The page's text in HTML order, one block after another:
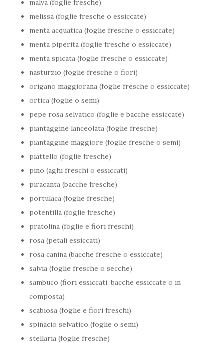
malva (foglie fresche)
melissa (foglie fresche o essiccate)
menta acquatica (foglie fresche o essiccate)
menta piperita (foglie fresche o essiccate)
menta spicata (foglie fresche o essiccate)
nasturzio (foglie fresche o fiori)
origano maggiorana (foglie fresche o essiccate)
ortica (foglie o semi)
pepe rosa selvatico (foglie e bacche essiccate)
piantaggine lanceolata (foglie fresche)
piantaggine maggiore (foglie fresche o semi)
piattello (foglie fresche)
pino (aghi freschi o essiccati)
piracanta (bacche fresche)
portulaca (foglie fresche)
potentilla (foglie fresche)
pratolina (foglie e fiori freschi)
rosa (petali essiccati)
rosa canina (bacche fresche o essiccate)
salvia (foglie fresche o secche)
sambuco (fiori essiccati, bacche essiccate o in
composta)
scabiosa (foglie e fiori freschi)
spinacio selvatico (foglie o semi)
stellaria (foglie fresche)